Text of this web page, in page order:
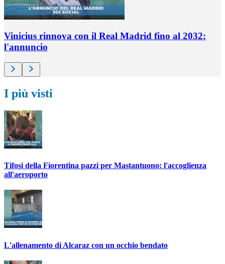
Vinicius rinnova con il Real Madrid fino al 2032:
l'annuncio
I più visti
Tifosi della Fiorentina pazzi per Mastantuono: l'accoglienza
all'aeroporto
L'allenamento di Alcaraz con un occhio bendato